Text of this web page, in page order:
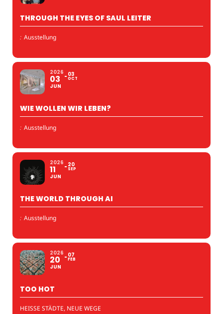
THROUGH THE EYES OF SAUL LEITER
: Ausstellung
2026
03
JUN
03
OCT
WIE WOLLEN WIR LEBEN?
: Ausstellung
2026
11
JUN
20
SEP
THE WORLD THROUGH AI
: Ausstellung
2026
20
JUN
07
FEB
TOO HOT
HEISSE STÄDTE, NEUE WEGE